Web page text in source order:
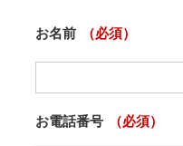
お名前 （必須）
お電話番号 （必須）